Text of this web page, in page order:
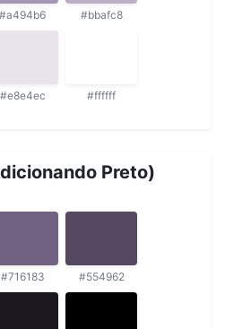
#a494b6 #bbafc8
#e8e4ec #ffffff
Preto)
#716183 #554962